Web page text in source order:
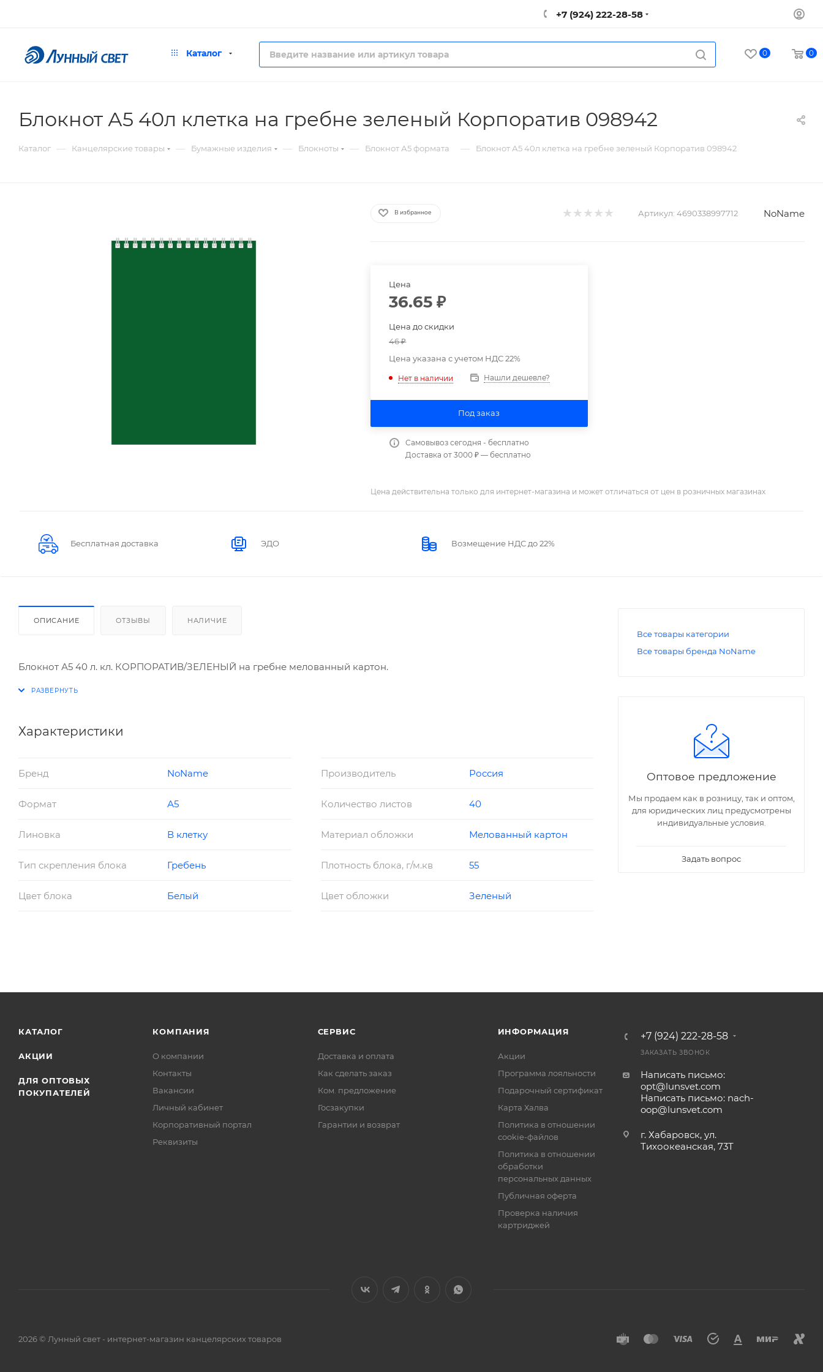
+7 (924) 222-28-58
Каталог 0 0
Блокнот А5 40л клетка на гребне зеленый Корпоратив 098942
Каталог — Канцелярские товары — Бумажные изделия — Блокноты — Блокнот А5 формата — Блокнот А5 40л клетка на гребне зеленый Корпоратив 098942
В избранное Артикул: 4690338997712 NoName
Цена
36.65 ₽
Цена до скидки
46₽
Цена указана с учетом НДС 22%
Нет в наличии Нашли дешевле?
Под заказ
Самовывоз сегодня - бесплатно
Доставка от 3000 ₽ — бесплатно
Цена действительна только для интернет-магазина и может отличаться от цен в розничных магазинах
Бесплатная доставка ЭДО Возмещение НДС до 22%
ОПИСАНИЕ ОТЗЫВЫ НАЛИЧИЕ
Блокнот А5 40 л. кл. КОРПОРАТИВ/ЗЕЛЕНЫЙ на гребне мелованный картон.
Характеристики
Бренд NoName Производитель Россия
Формат А5 Количество листов 40
Линовка В клетку Материал обложки Мелованный картон
Тип скрепления блока Гребень Плотность блока, г/м.кв 55
Цвет блока Белый Цвет обложки Зеленый
Все товары категории
Все товары бренда NoName
Оптовое предложение
Мы продаем как в розницу, так и оптом,
для юридических лиц предусмотрены
индивидуальные условия.
Задать вопрос
КАТАЛОГ
АКЦИИ
ДЛЯ ОПТОВЫХ
ПОКУПАТЕЛЕЙ
КОМПАНИЯ
О компании
Контакты
Вакансии
Личный кабинет
Корпоративный портал
Реквизиты
СЕРВИС
Доставка и оплата
Как сделать заказ
Ком. предложение
Госзакупки
Гарантии и возврат
ИНФОРМАЦИЯ
Акции
Программа лояльности
Подарочный сертификат
Карта Халва
Политика в отношении
cookie-файлов
Политика в отношении
обработки
персональных данных
Публичная оферта
Проверка наличия
картриджей
+7 (924) 222-28-58
ЗАКАЗАТЬ ЗВОНОК
Написать письмо:
opt@lunsvet.com
Написать письмо: nach-
oop@lunsvet.com
г. Хабаровск, ул.
Тихоокеанская, 73Т
2026 © Лунный свет - интернет-магазин канцелярских товаров